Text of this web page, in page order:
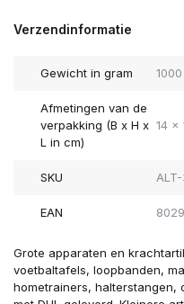
Verzendinformatie
Gewicht in gram 1000
Afmetingen van de
verpakking (B x H x
L in cm)
14 x
SKU
EAN
Grote apparaten en
voetbaltafels, loopbanden,
hometrainers, halterstangen,